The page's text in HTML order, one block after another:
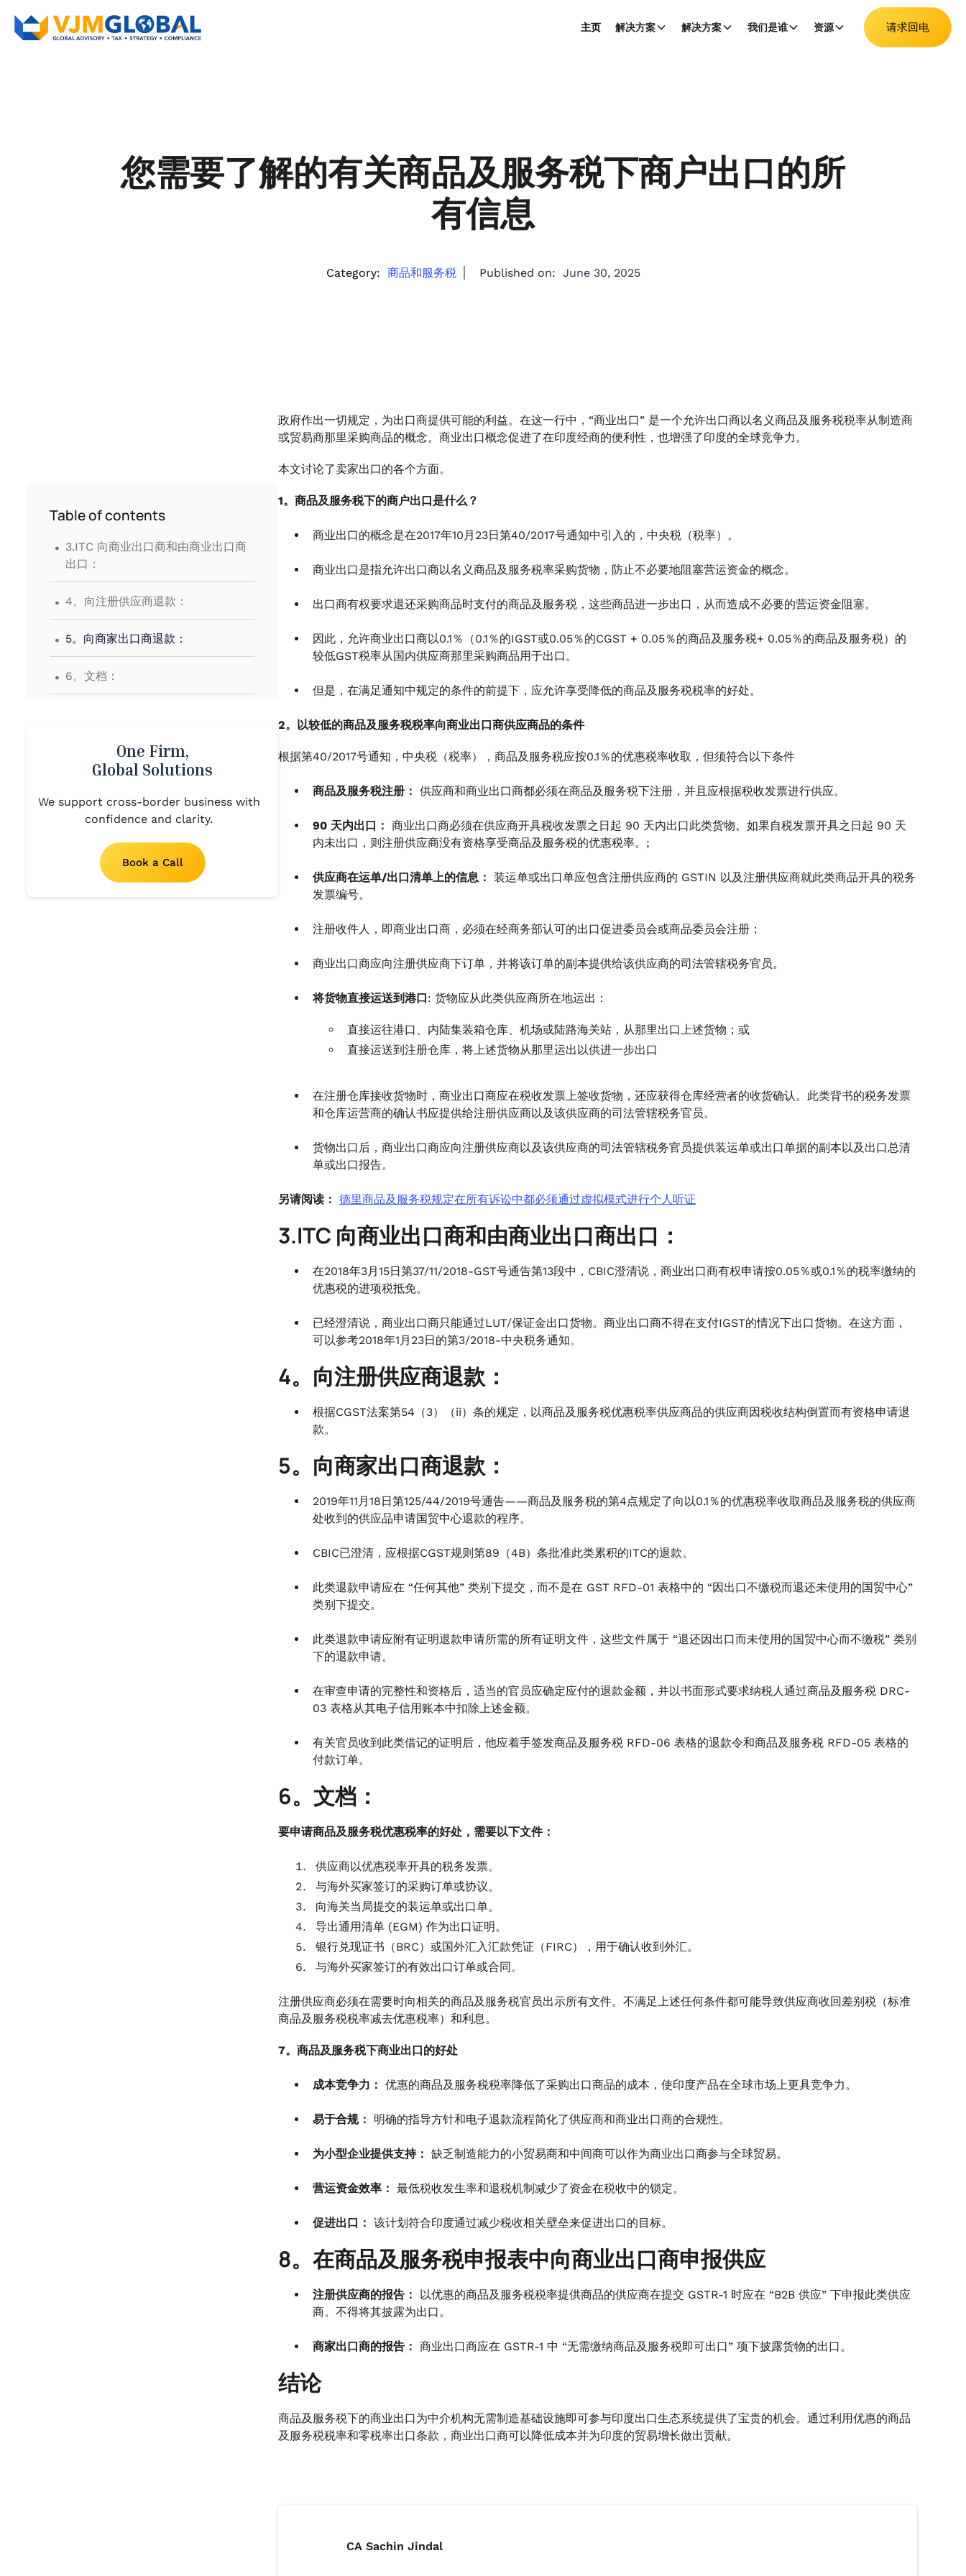
主页 解决方案 解决方案 我们是谁 资源 请求回电
您需要了解的有关商品及服务税下商户出口的所
有信息
Category: 商品和服务税 Published on: June 30, 2025
Table of contents
. 3.ITC 向商业出口商和由商业出口商
出口：
. 4。向注册供应商退款：
. 5。向商家出口商退款：
. 6。文档：
One Firm,
Global Solutions
We support cross-border business with
confidence and clarity.
Book a Call
政府作出一切规定，为出口商提供可能的利益。在这一行中，“商业出口” 是一个允许出口商以名义商品及服务税税率从制造商
或贸易商那里采购商品的概念。商业出口概念促进了在印度经商的便利性，也增强了印度的全球竞争力。
本文讨论了卖家出口的各个方面。
1。商品及服务税下的商户出口是什么？
商业出口的概念是在2017年10月23日第40/2017号通知中引入的，中央税（税率）。
商业出口是指允许出口商以名义商品及服务税率采购货物，防止不必要地阻塞营运资金的概念。
出口商有权要求退还采购商品时支付的商品及服务税，这些商品进一步出口，从而造成不必要的营运资金阻塞。
因此，允许商业出口商以0.1％（0.1％的IGST或0.05％的CGST + 0.05％的商品及服务税+ 0.05％的商品及服务税）的
较低GST税率从国内供应商那里采购商品用于出口。
但是，在满足通知中规定的条件的前提下，应允许享受降低的商品及服务税税率的好处。
2。以较低的商品及服务税税率向商业出口商供应商品的条件
根据第40/2017号通知，中央税（税率），商品及服务税应按0.1％的优惠税率收取，但须符合以下条件
商品及服务税注册： 供应商和商业出口商都必须在商品及服务税下注册，并且应根据税收发票进行供应。
90 天内出口： 商业出口商必须在供应商开具税收发票之日起 90 天内出口此类货物。如果自税发票开具之日起 90 天
内未出口，则注册供应商没有资格享受商品及服务税的优惠税率。;
供应商在运单/出口清单上的信息： 装运单或出口单应包含注册供应商的 GSTIN 以及注册供应商就此类商品开具的税务
发票编号。
注册收件人，即商业出口商，必须在经商务部认可的出口促进委员会或商品委员会注册；
商业出口商应向注册供应商下订单，并将该订单的副本提供给该供应商的司法管辖税务官员。
将货物直接运送到港口: 货物应从此类供应商所在地运出：
直接运往港口、内陆集装箱仓库、机场或陆路海关站，从那里出口上述货物；或
直接运送到注册仓库，将上述货物从那里运出以供进一步出口
在注册仓库接收货物时，商业出口商应在税收发票上签收货物，还应获得仓库经营者的收货确认。此类背书的税务发票
和仓库运营商的确认书应提供给注册供应商以及该供应商的司法管辖税务官员。
货物出口后，商业出口商应向注册供应商以及该供应商的司法管辖税务官员提供装运单或出口单据的副本以及出口总清
单或出口报告。
另请阅读： 德里商品及服务税规定在所有诉讼中都必须通过虚拟模式进行个人听证
3.ITC 向商业出口商和由商业出口商出口：
在2018年3月15日第37/11/2018-GST号通告第13段中，CBIC澄清说，商业出口商有权申请按0.05％或0.1％的税率缴纳的
优惠税的进项税抵免。
已经澄清说，商业出口商只能通过LUT/保证金出口货物。商业出口商不得在支付IGST的情况下出口货物。在这方面，
可以参考2018年1月23日的第3/2018-中央税务通知。
4。向注册供应商退款：
根据CGST法案第54（3）（ii）条的规定，以商品及服务税优惠税率供应商品的供应商因税收结构倒置而有资格申请退
款。
5。向商家出口商退款：
2019年11月18日第125/44/2019号通告——商品及服务税的第4点规定了向以0.1％的优惠税率收取商品及服务税的供应商
处收到的供应品申请国贸中心退款的程序。
CBIC已澄清，应根据CGST规则第89（4B）条批准此类累积的ITC的退款。
此类退款申请应在 “任何其他” 类别下提交，而不是在 GST RFD-01 表格中的 “因出口不缴税而退还未使用的国贸中心”
类别下提交。
此类退款申请应附有证明退款申请所需的所有证明文件，这些文件属于 “退还因出口而未使用的国贸中心而不缴税” 类别
下的退款申请。
在审查申请的完整性和资格后，适当的官员应确定应付的退款金额，并以书面形式要求纳税人通过商品及服务税 DRC-
03 表格从其电子信用账本中扣除上述金额。
有关官员收到此类借记的证明后，他应着手签发商品及服务税 RFD-06 表格的退款令和商品及服务税 RFD-05 表格的
付款订单。
6。文档：
要申请商品及服务税优惠税率的好处，需要以下文件：
供应商以优惠税率开具的税务发票。
与海外买家签订的采购订单或协议。
向海关当局提交的装运单或出口单。
导出通用清单 (EGM) 作为出口证明。
银行兑现证书（BRC）或国外汇入汇款凭证（FIRC），用于确认收到外汇。
与海外买家签订的有效出口订单或合同。
注册供应商必须在需要时向相关的商品及服务税官员出示所有文件。不满足上述任何条件都可能导致供应商收回差别税（标准
商品及服务税税率减去优惠税率）和利息。
7。商品及服务税下商业出口的好处
成本竞争力： 优惠的商品及服务税税率降低了采购出口商品的成本，使印度产品在全球市场上更具竞争力。
易于合规： 明确的指导方针和电子退款流程简化了供应商和商业出口商的合规性。
为小型企业提供支持： 缺乏制造能力的小贸易商和中间商可以作为商业出口商参与全球贸易。
营运资金效率： 最低税收发生率和退税机制减少了资金在税收中的锁定。
促进出口： 该计划符合印度通过减少税收相关壁垒来促进出口的目标。
8。在商品及服务税申报表中向商业出口商申报供应
注册供应商的报告：
以优惠的商品及服务税税率提供商品的供应商在提交 GSTR-1 时应在 “B2B 供应” 下申报此类供应
商。不得将其披露为出口。
商家出口商的报告： 商业出口商应在 GSTR-1 中 “无需缴纳商品及服务税即可出口” 项下披露货物的出口。
结论
商品及服务税下的商业出口为中介机构无需制造基础设施即可参与印度出口生态系统提供了宝贵的机会。通过利用优惠的商品
及服务税税率和零税率出口条款，商业出口商可以降低成本并为印度的贸易增长做出贡献。
CA Sachin Jindal